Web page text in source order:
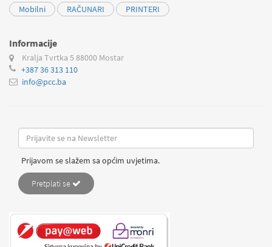
Mobilni
RAČUNARI PRINTERI
Informacije
Kralja Tvrtka 5 88000 Mostar
+387 36 313 110
info@pcc.ba
Prijavom se slažem sa općim uvjetima.
Pretplati se